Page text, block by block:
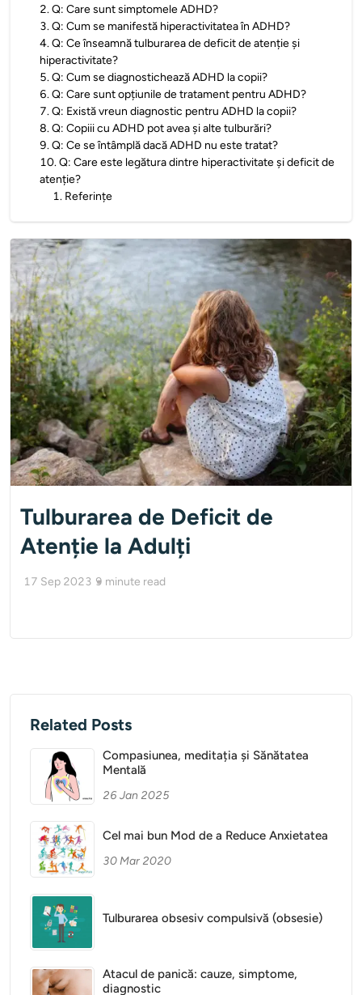
2.Q: Care sunt simptomele ADHD?
3.Q: Cum se manifestă hiperactivitatea în ADHD?
4.Q: Ce înseamnă tulburarea de deficit de atenție și
hiperactivitate?
5.Q: Cum se diagnostichează ADHD la copii?
6.Q: Care sunt opțiunile de tratament pentru ADHD?
7.Q: Există vreun diagnostic pentru ADHD la copii?
8.Q: Copiii cu ADHD pot avea și alte tulburări?
9.Q: Ce se întâmplă dacă ADHD nu este tratat?
10.Q: Care este legătura dintre hiperactivitate și deficit de
atenție?
1. Referințe
Tulburarea de Deficit de
Atenție la Adulți
17 Sep 2023 9 minute read
Related Posts
Compasiunea, meditația și Sănătatea
Mentală
26 Jan 2025
Cel mai bun Mod de a Reduce Anxietatea
30 Mar 2020
Tulburarea obsesiv compulsivă (obsesie)
Atacul de panică: cauze, simptome,
diagnostic